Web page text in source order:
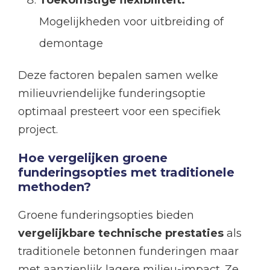
Mogelijkheden voor uitbreiding of
demontage
Deze factoren bepalen samen welke
milieuvriendelijke funderingsoptie
optimaal presteert voor een specifiek
project.
Hoe vergelijken groene
funderingsopties met traditionele
methoden?
Groene funderingsopties bieden
vergelijkbare technische prestaties als
traditionele betonnen funderingen maar